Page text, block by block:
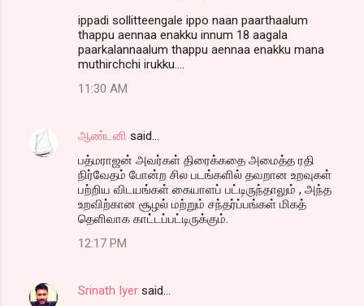
ippadi sollitteengale ippo naan paarthaalum
thappu aennaa enakku innum 18 aagala
paarkalannaalum thappu aennaa enakku mana
muthirchchi irukku....
11:30 AM
ஆண்டனி said…
பத்மராஜன் அவர்கள் திரைக்கதை அமைத்த ரதி
நிர்வேதம் போன்ற சில படங்களில் தவறான உறவுகள்
பற்றிய விடயங்கள் கையாளப் பட்டிருந்தாலும் , அந்த
உறவிற்கான சூழல் மற்றும் சந்தர்ப்பங்கள் மிகத்
தெளிவாக காட்டப்பட்டிருக்கும்.
12:17 PM
Srinath Iyer said…